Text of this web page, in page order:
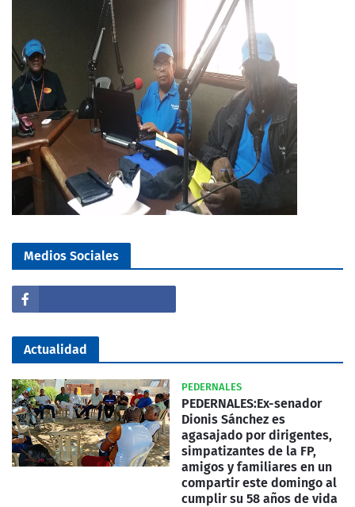
Medios Sociales
Actualidad
PEDERNALES
PEDERNALES:Ex-senador
Dionis Sánchez es
agasajado por dirigentes,
simpatizantes de la FP,
amigos y familiares en un
compartir este domingo al
cumplir su 58 años de vida